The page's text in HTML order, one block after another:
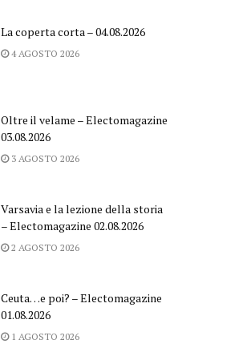
La coperta corta – 04.08.2026
4 AGOSTO 2026
Oltre il velame – Electomagazine
03.08.2026
3 AGOSTO 2026
Varsavia e la lezione della storia
– Electomagazine 02.08.2026
2 AGOSTO 2026
Ceuta…e poi? – Electomagazine
01.08.2026
1 AGOSTO 2026